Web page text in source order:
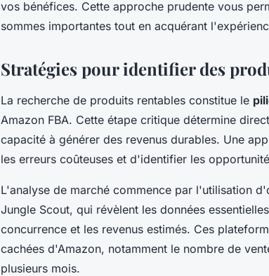
vos bénéfices. Cette approche prudente vous
sommes importantes tout en acquérant
Stratégies pour identifier des
La recherche de produits rentables constitue le
Amazon FBA. Cette étape critique détermine
capacité à générer des revenus durables. Une
les erreurs coûteuses et d'identifier les
L'analyse de marché commence par l'utilisation
Jungle Scout, qui révèlent les données
concurrence et les revenus estimés. Ces
cachées d'Amazon, notamment le nombre de
plusieurs mois.